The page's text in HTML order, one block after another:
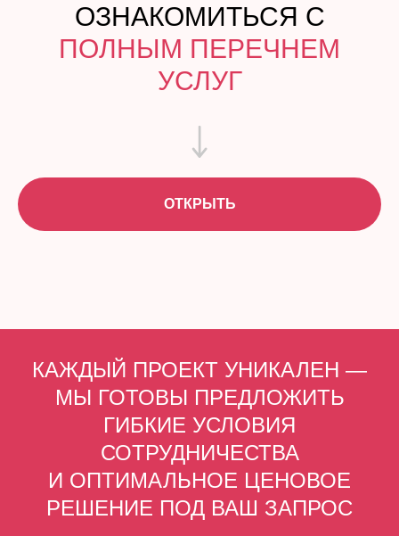
ОЗНАКОМИТЬСЯ С
ПОЛНЫМ ПЕРЕЧНЕМ
УСЛУГ
ОТКРЫТЬ
КАЖДЫЙ ПРОЕКТ УНИКАЛЕН —
МЫ ГОТОВЫ ПРЕДЛОЖИТЬ
ГИБКИЕ УСЛОВИЯ
СОТРУДНИЧЕСТВА
И ОПТИМАЛЬНОЕ ЦЕНОВОЕ
РЕШЕНИЕ ПОД ВАШ ЗАПРОС